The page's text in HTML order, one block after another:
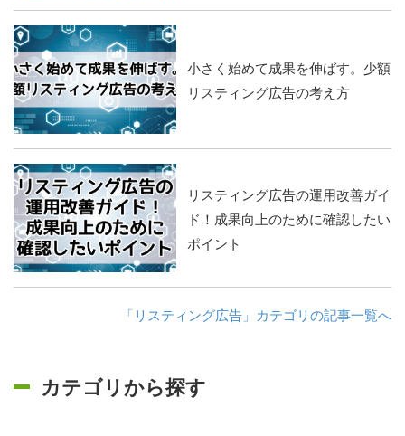
小さく始めて成果を伸ばす。少額
リスティング広告の考え方
リスティング広告の運用改善ガイ
ド！成果向上のために確認したい
ポイント
「リスティング広告」カテゴリの記事一覧へ
カテゴリから探す